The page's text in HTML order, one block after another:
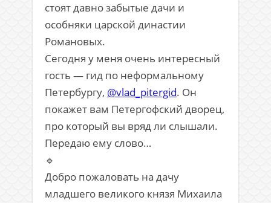
стоят давно забытые дачи и
особняки царской династии
Романовых.
Сегодня у меня очень интересный
гость — гид по неформальному
Петербургу, @vlad_pitergid. Он
покажет вам Петергофский дворец,
про который вы вряд ли слышали.
Передаю ему слово…
🔹
Добро пожаловать на дачу
младшего великого князя Михаила